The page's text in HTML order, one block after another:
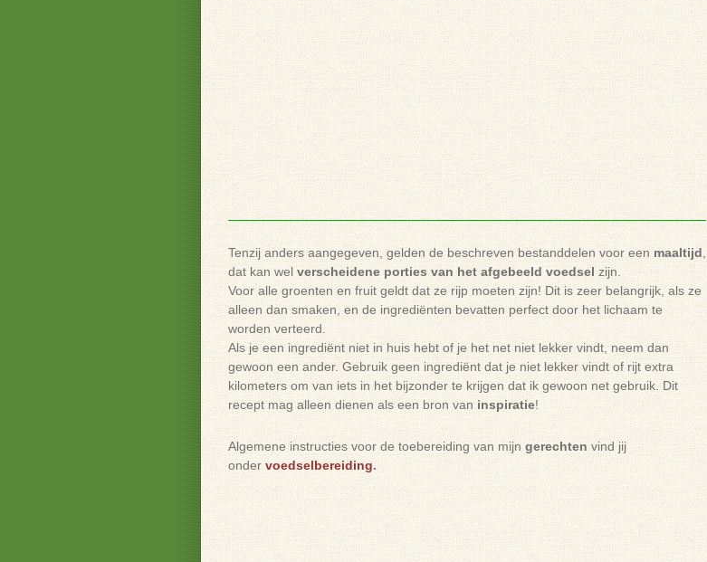
Tenzij anders aangegeven, gelden de beschreven bestanddelen voor eenmaaltijd,
dat kan welverscheidene porties van hetafgebeeldvoedselzijn.
Voor alle groenten en fruit geldt dat ze rijp moeten zijn! Dit is zeer belangrijk, als ze
alleen dan smaken, en de ingrediënten bevatten perfect door het lichaam te
worden verteerd.
Als je een ingrediënt niet in huis hebt of je het net niet lekker vindt, neem dan
gewoon een ander. Gebruik geen ingrediënt dat je niet lekker vindt of rijt extra
kilometers om van iets in het bijzonder te krijgen dat ik gewoon net gebruik. Dit
recept mag alleen dienen als een bron vaninspiratie!
Algemene instructies voor de toebereiding van mijngerechtenvind jij
onder voedselbereiding.